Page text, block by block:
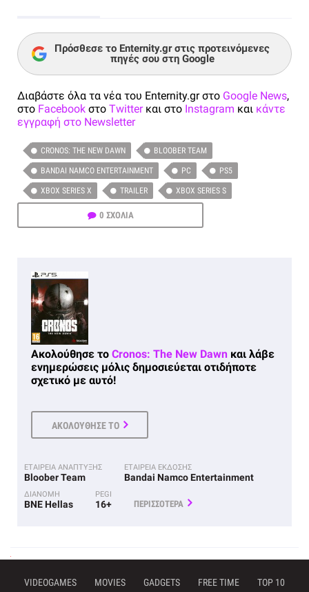
Πρόσθεσε το Enternity.gr στις προτεινόμενες
πηγές σου στη Google
Διαβάστε όλα τα νέα του Enternity.gr στο Google News,
στο Facebook στο Twitterκαι στο Instagram και κάντε
εγγραφή στο Newsletter
CRONOS: THE NEW DAWN BLOOBER TEAM
BANDAI NAMCO ENTERTAINMENT PC PS5
XBOX SERIES X TRAILER XBOX SERIES S
0 ΣΧΟΛΙΑ
Ακολούθησε το Cronos: The New Dawn και λάβε
ενημερώσεις μόλις δημοσιεύεται οτιδήποτε
σχετικό με αυτό!
ΑΚΟΛΟΥΘΗΣΕ ΤΟ
ΕΤΑΙΡΕΙΑ ΑΝΑΠΤΥΞΗΣ
Bloober Team
ΕΤΑΙΡΕΙΑ ΕΚΔΟΣΗΣ
Bandai Namco Entertainment
ΔΙΑΝΟΜΗ
BNE Hellas
PEGI
16+ ΠΕΡΙΣΣΟΤΕΡΑ
VIDEOGAMES MOVIES GADGETS FREE TIME TOP 10